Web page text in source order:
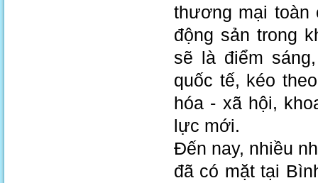
thương mại toàn
động sản trong
sẽ là điểm
quốc tế, kéo
hóa - xã hội,
lực mới.
Đến nay, nhiều
đã có mặt tại